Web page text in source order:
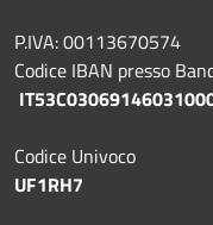
P.IVA: 00113670574
Codice IBAN presso
Codice Univoco
UF1RH7